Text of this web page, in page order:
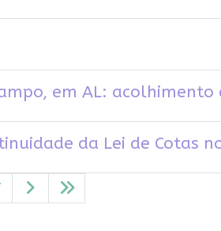
em AL:
da Lei de Cotas